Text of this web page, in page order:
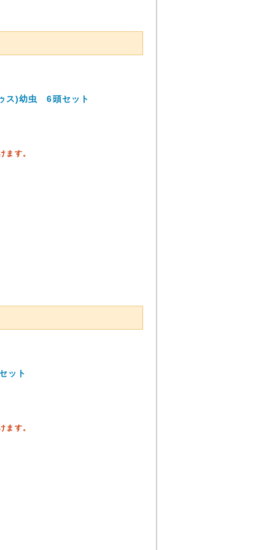
ス)幼虫 6頭セット
ます。
ット
ます。